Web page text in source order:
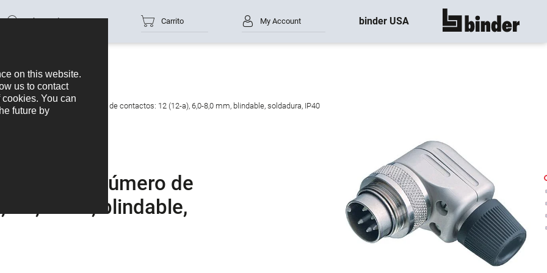
Número de parte Carrito My Account binder USA mostrar todo
macho en ángulo, Número de contactos: 12 (12-a), 6,0-8,0 mm, blindable, soldadura, IP40
ángulo, Número de
8,0 mm, blindable,